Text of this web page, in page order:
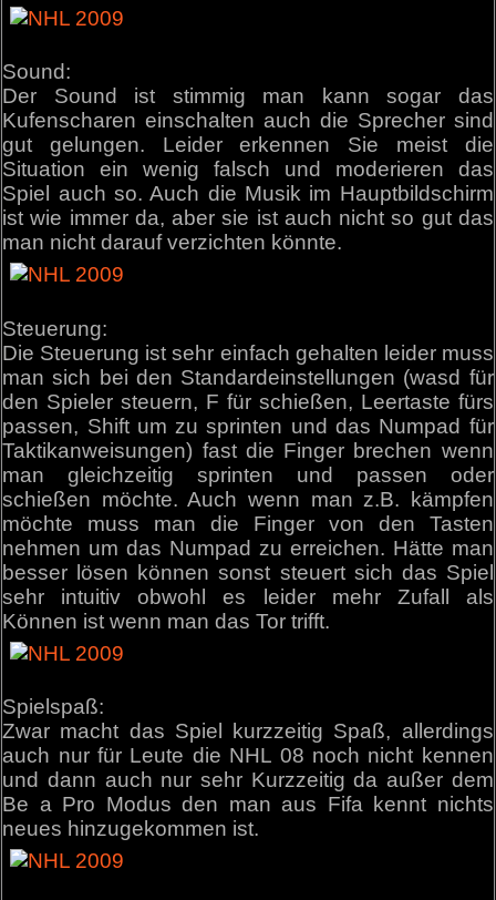
Sound:
Der Sound ist stimmig man kann sogar das
Kufenscharen einschalten auch die Sprecher sind
gut gelungen. Leider erkennen Sie meist die
Situation ein wenig falsch und moderieren das
Spiel auch so. Auch die Musik im Hauptbildschirm
ist wie immer da, aber sie ist auch nicht so gut das
man nicht darauf verzichten könnte.
Steuerung:
Die Steuerung ist sehr einfach gehalten leider muss
man sich bei den Standardeinstellungen (wasd für
den Spieler steuern, F für schießen, Leertaste fürs
passen, Shift um zu sprinten und das Numpad für
Taktikanweisungen) fast die Finger brechen wenn
man gleichzeitig sprinten und passen oder
schießen möchte. Auch wenn man z.B. kämpfen
möchte muss man die Finger von den Tasten
nehmen um das Numpad zu erreichen. Hätte man
besser lösen können sonst steuert sich das Spiel
sehr intuitiv obwohl es leider mehr Zufall als
Können ist wenn man das Tor trifft.
Spielspaß:
Zwar macht das Spiel kurzzeitig Spaß, allerdings
auch nur für Leute die NHL 08 noch nicht kennen
und dann auch nur sehr Kurzzeitig da außer dem
Be a Pro Modus den man aus Fifa kennt nichts
neues hinzugekommen ist.